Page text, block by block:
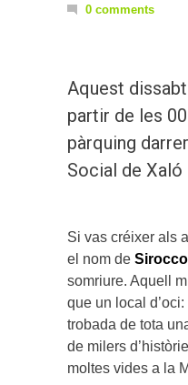
0 comments
Aquest
partir de les
pàrquing
Social de Xaló
Si vas créixer als
el nom de
somriure. Aquell
que un local
trobada de tota
de milers
moltes vides a la